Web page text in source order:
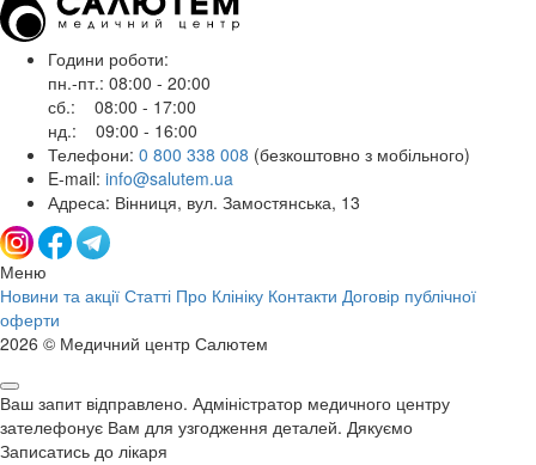
Години роботи:
пн.-пт.: 08:00 - 20:00
сб.: 08:00 - 17:00
нд.: 09:00 - 16:00
Телефони: 0 800 338 008 (безкоштовно з мобільного)
E-mail: info@salutem.ua
Адреса: Вінниця, вул. Замостянська, 13
Меню
Новини та акції Статті Про Клініку Контакти Договір публічної
оферти
2026 © Медичний центр Салютем
Ваш запит відправлено. Адміністратор медичного центру
зателефонує Вам для узгодження деталей. Дякуємо
Записатись до лікаря